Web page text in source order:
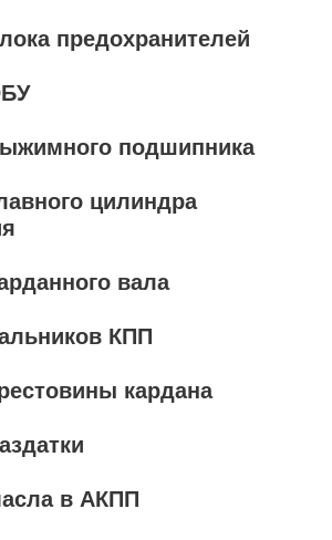
предохранителей
подшипника
цилиндра
вала
КПП
кардана
в АКПП